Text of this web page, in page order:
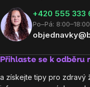
‭+420 555 333
Po–Pá: 8:00–18:00
Přihlaste se k odběru
a získejte tipy pro zdravý